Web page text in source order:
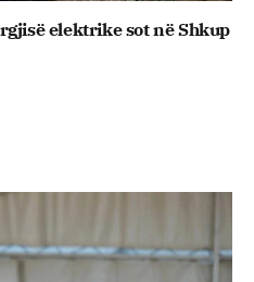
elektrike sot në Shkup